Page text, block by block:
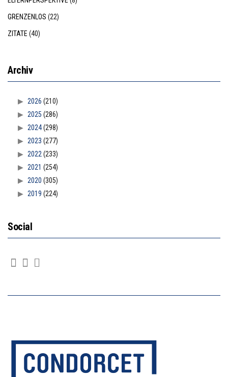
GRENZENLOS (22)
ZITATE(40)
Archiv
2026 (210)
2025 (286)
2024(298)
2023 (277)
2022(233)
2021 (254)
2020 (305)
2019 (224)
Social